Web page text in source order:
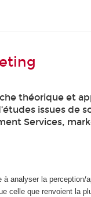
théorique et
issues de
Services,
analyser la perception/
celle que renvoient la